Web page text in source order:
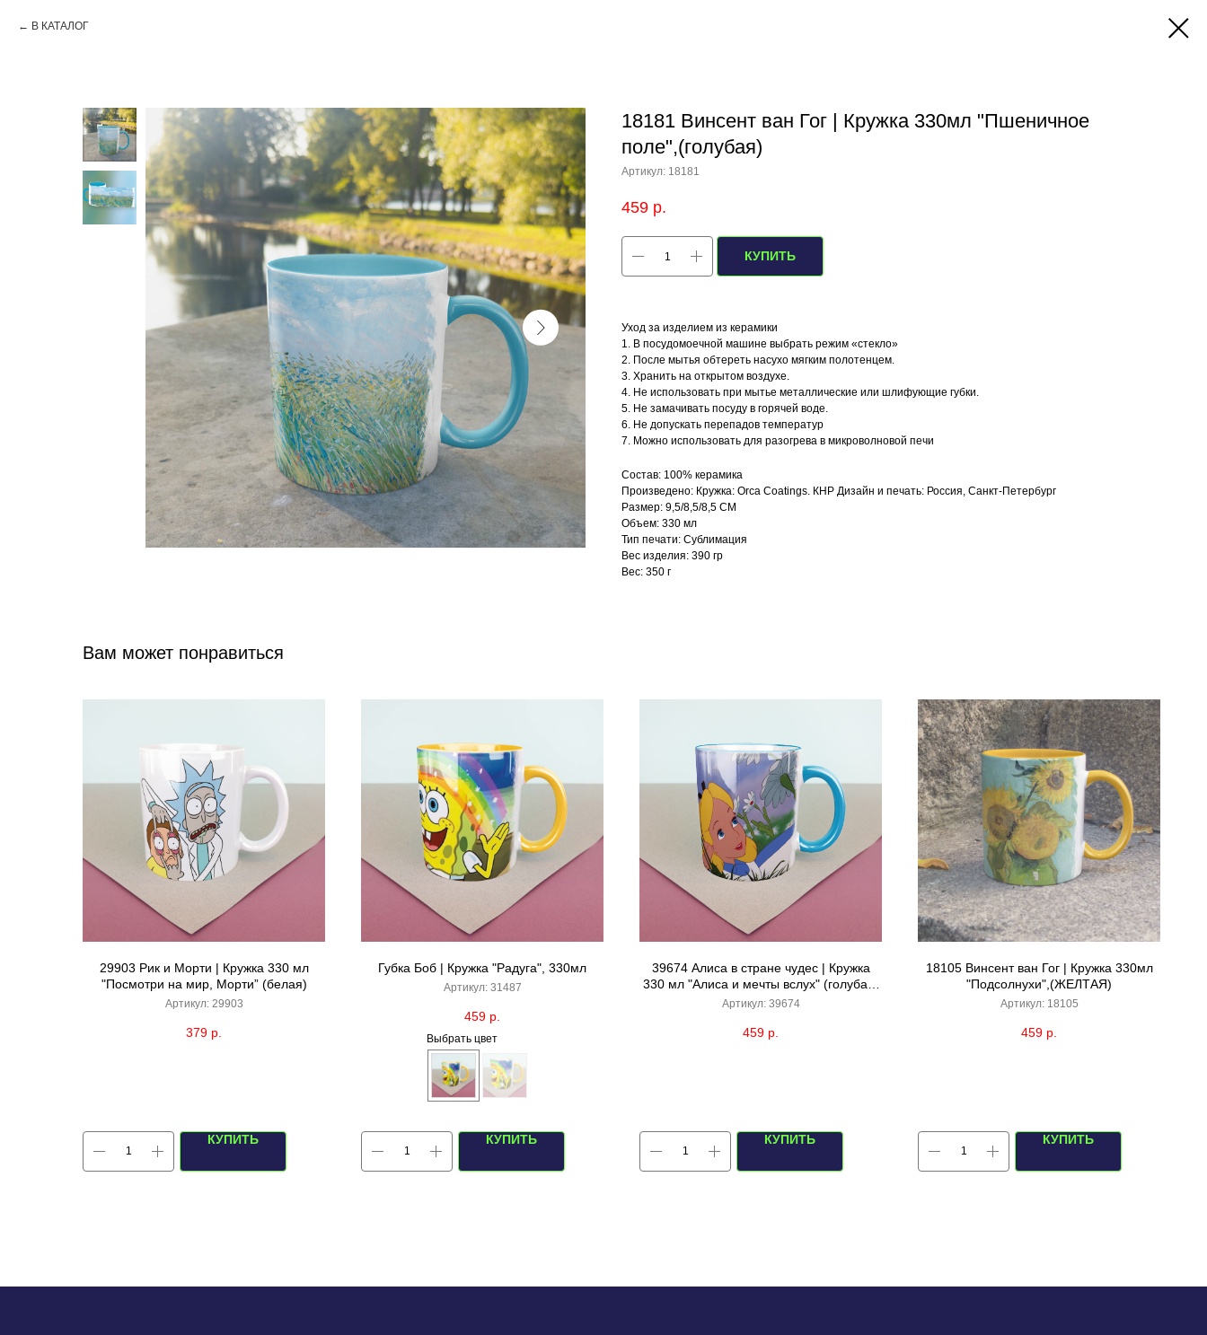
В КАТАЛОГ
18181 Винсент ван Гог | Кружка 330мл "Пшеничное
поле",(голубая)
Артикул: 18181
459 р.
КУПИТЬ
Уход за изделием из керамики
1. В посудомоечной машине выбрать режим «стекло»
2. После мытья обтереть насухо мягким полотенцем.
3. Хранить на открытом воздухе.
4. Не использовать при мытье металлические или шлифующие губки.
5. Не замачивать посуду в горячей воде.
6. Не допускать перепадов температур
7. Можно использовать для разогрева в микроволновой печи
Состав: 100% керамика
Произведено: Кружка: Orca Coatings. КНР Дизайн и печать: Россия, Санкт-Петербург
Размер: 9,5/8,5/8,5 СМ
Объем: 330 мл
Тип печати: Сублимация
Вес изделия: 390 гр
Вес: 350 г
Вам может понравиться
29903 Рик и Морти | Кружка 330 мл
"Посмотри на мир, Морти” (белая)
Артикул: 29903
379 р.
КУПИТЬ
Губка Боб | Кружка "Радуга", 330мл
Артикул: 31487
459 р.
Выбрать цвет
КУПИТЬ
39674 Алиса в стране чудес | Кружка
330 мл "Алиса и мечты вслух" (голубая/
белая внутри)
Артикул: 39674
459 р.
КУПИТЬ
18105 Винсент ван Гог | Кружка 330мл
"Подсолнухи",(ЖЕЛТАЯ)
Артикул: 18105
459 р.
КУПИТЬ